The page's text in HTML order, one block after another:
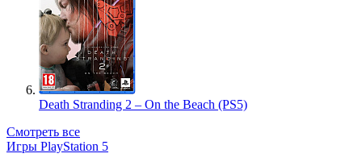
Death Stranding 2 – On the Beach (PS5)
Смотреть все
Игры PlayStation 5